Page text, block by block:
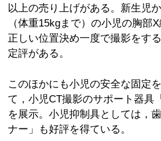
以上の売り上げがある。新生児
（体重15kgまで）の小児の胸部
正しい位置決め一度で撮影をす
定評がある。
このほかにも小児の安全な固定
て，小児CT撮影のサポート器具
を展示。小児抑制具としては，
ナー」も好評を得ている。